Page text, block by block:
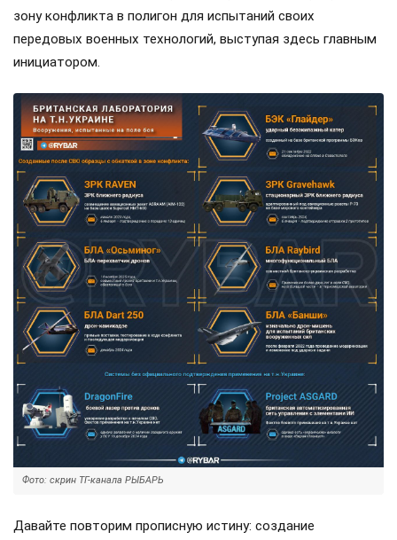
зону конфликта в полигон для испытаний своих
передовых военных технологий, выступая здесь главным
инициатором.
Фото: скрин ТГ-канала РЫБАРЬ
Давайте повторим прописную истину: создание